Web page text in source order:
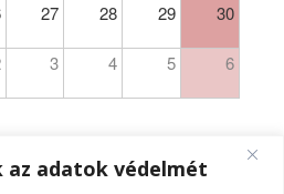
adatok védelmét
27 28 29 30
3 4 5 6